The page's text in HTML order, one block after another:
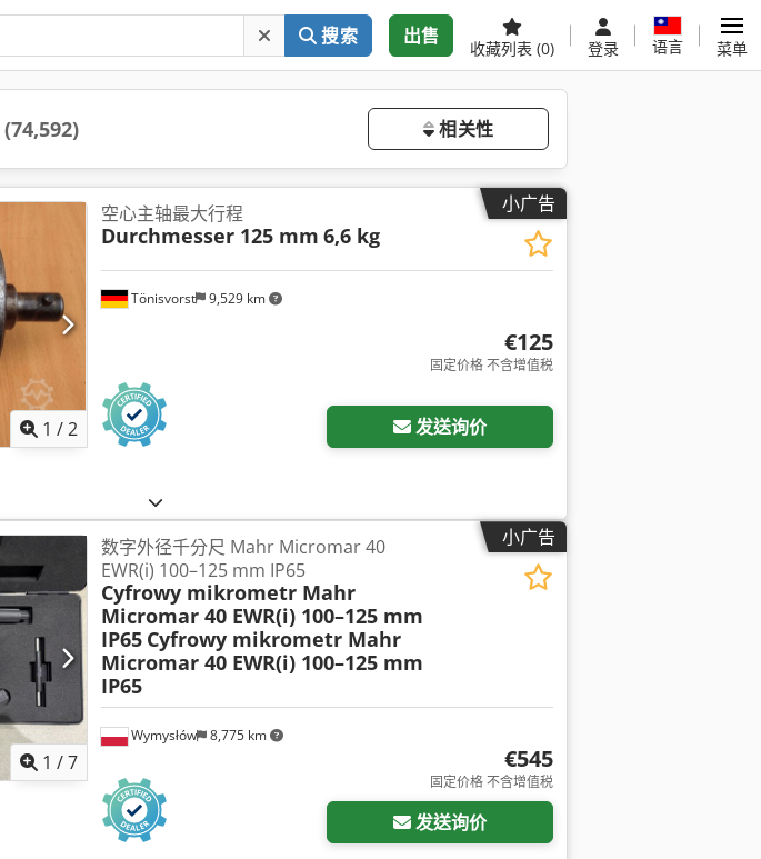
搜索 出售
收藏列表 (0) 登录 语言 菜单
(74,592) 相关性
小广告
请求更多图片
1 /2
Tönisvorst 9,529 km
空心主轴最大行程
Durchmesser 125 mm 6,6 kg
€125
固定价格 不含增值税
发送询价
小广告
1 /7
Wymysłów 8,775 km
数字外径千分尺 Mahr Micromar 40
EWR(i) 100–125 mm IP65
Cyfrowy mikrometr Mahr
Micromar 40 EWR(i) 100–125 mm
IP65 Cyfrowy mikrometr Mahr
Micromar 40 EWR(i) 100–125 mm
IP65
€545
固定价格 不含增值税
发送询价